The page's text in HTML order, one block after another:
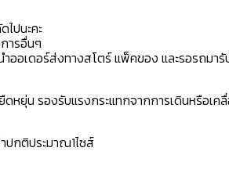
ปนะคะ
ารอื่นๆ
ออเดอร์ส่งทางสโตร์ แพ็คของ และรอรถมา
น รองรับแรงกระแทกจากการเดินหรือเค
ปกติประมาณ1ไซส์